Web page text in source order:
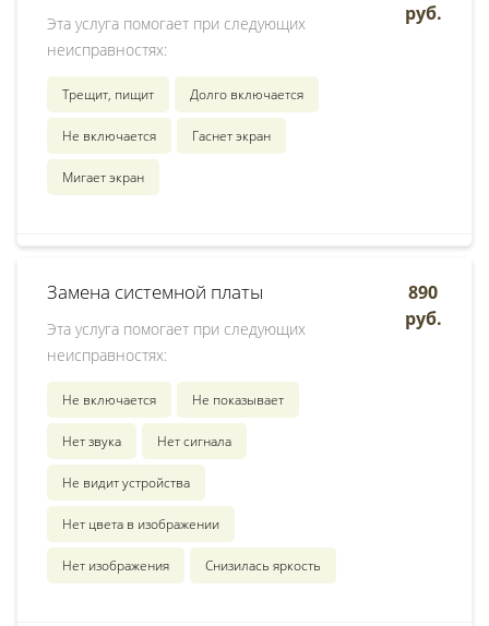
Эта услуга помогает при следующих
неисправностях:
Трещит, пищит Долго включается
Не включается Гаснет экран
Мигает экран
руб.
Замена системной платы
Эта услуга помогает при следующих
неисправностях:
Не включается Не показывает
Нет звука Нет сигнала
Не видит устройства
Нет цвета в изображении
Нет изображения Снизилась яркость
890
руб.